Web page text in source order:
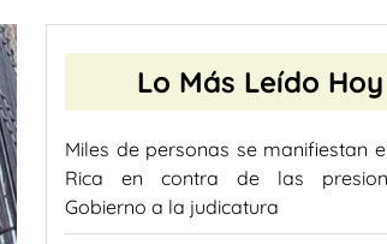
Lo Más Leído Hoy
Miles de personas se manifiestan
Rica en contra de las
Gobierno a la judicatura